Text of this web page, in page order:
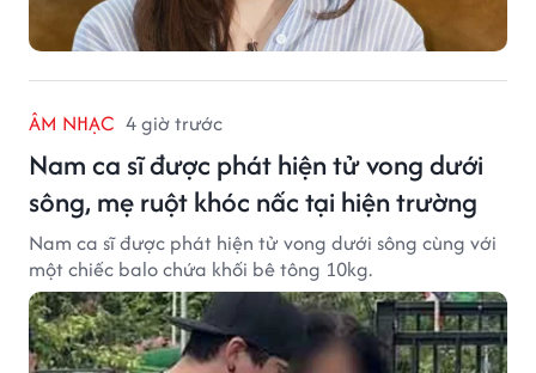
ÂM NHẠC 4 giờ trước
Nam ca sĩ được phát hiện tử vong dưới
sông, mẹ ruột khóc nấc tại hiện trường
Nam ca sĩ được phát hiện tử vong dưới sông cùng với
một chiếc balo chứa khối bê tông 10kg.